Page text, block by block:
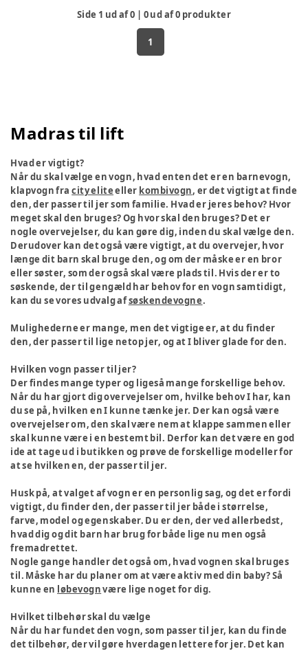
Side 1 ud af0 | 0ud af0 produkter
1
Madras til lift
Hvad er vigtigt?
Når du skal vælge en vogn, hvad enten det er en barnevogn,
klapvogn fracity eliteeller kombivogn, er det vigtigt at finde
den, der passer til jer som familie. Hvad er jeres behov? Hvor
meget skal den bruges? Og hvor skal den bruges? Det er
nogle overvejelser, du kan gøre dig, inden du skal vælge den.
Derudover kan det også være vigtigt, at du overvejer, hvor
længe dit barn skal bruge den, og om der måske er en bror
eller søster, som der også skal være plads til. Hvis der er to
søskende, der til gengæld har behov for en vogn samtidigt,
kan du se vores udvalg afsøskendevogne.
Mulighederne er mange, men det vigtige er, at du finder
den, der passer til lige netop jer, og at I bliver glade for den.
Hvilken vogn passer til jer?
Der findes mange typer og ligeså mange forskellige behov.
Når du har gjort dig overvejelser om, hvilke behov I har, kan
du se på, hvilken en I kunne tænke jer. Der kan også være
overvejelser om, den skal være nem at klappe sammen eller
skal kunne være i en bestemt bil. Derfor kan det være en god
ide at tage ud i butikken og prøve de forskellige modeller for
at se hvilken en, der passer til jer.
Husk på, at valget af vogn er en personlig sag, og det er fordi
vigtigt, du finder den, der passer til jer både i størrelse,
farve, model og egenskaber. Du er den, der ved allerbedst,
hvad dig og dit barn har brug for både lige nu men også
fremadrettet.
Nogle gange handler det også om, hvad vognen skal bruges
til. Måske har du planer om at være aktiv med din baby? Så
kunne en løbevognvære lige noget for dig.
Hvilket tilbehør skal du vælge
Når du har fundet den vogn, som passer til jer, kan du finde
det tilbehør, der vil gøre hverdagen lettere for jer. Det kan